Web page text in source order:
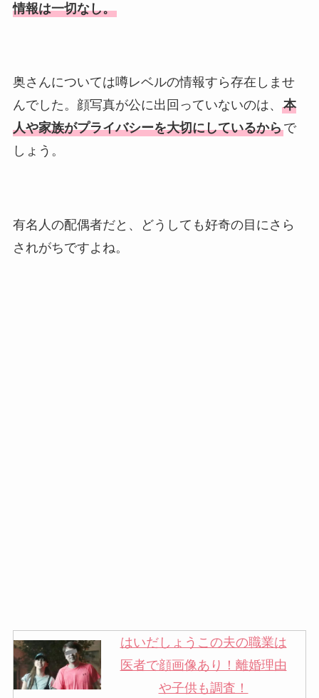
情報は一切なし。
奥さんについては噂レベルの情報すら存在しませ
んでした。顔写真が公に出回っていないのは、 本
人や家族がプライバシーを大切にしているからで
しょう。
有名人の配偶者だと、どうしても好奇の目にさら
されがちですよね。
はいだしょうこの夫の職業は
医者で顔画像あり！離婚理由
や子供も調査！